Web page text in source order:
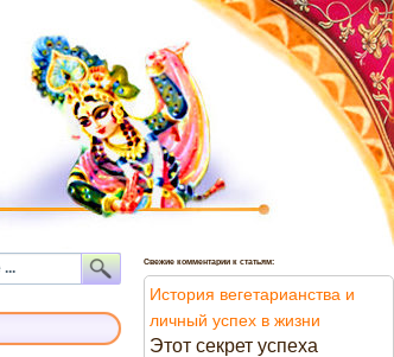
Свежие комментарии к статьям:
История вегетарианства и
личный успех в жизни
Этот секрет успеха